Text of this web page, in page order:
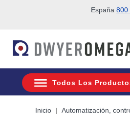
España 800
Todos Los
Inicio Automatización,